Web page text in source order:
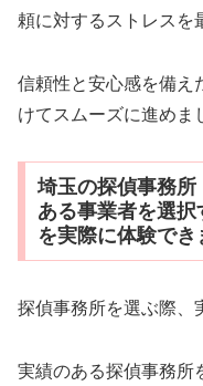
頼に対するストレスを
信頼性と安心感を備え
けてスムーズに進めま
埼玉の探偵事務
ある事業者を選
を実際に体験でき
探偵事務所を選ぶ際、
実績のある探偵事務所